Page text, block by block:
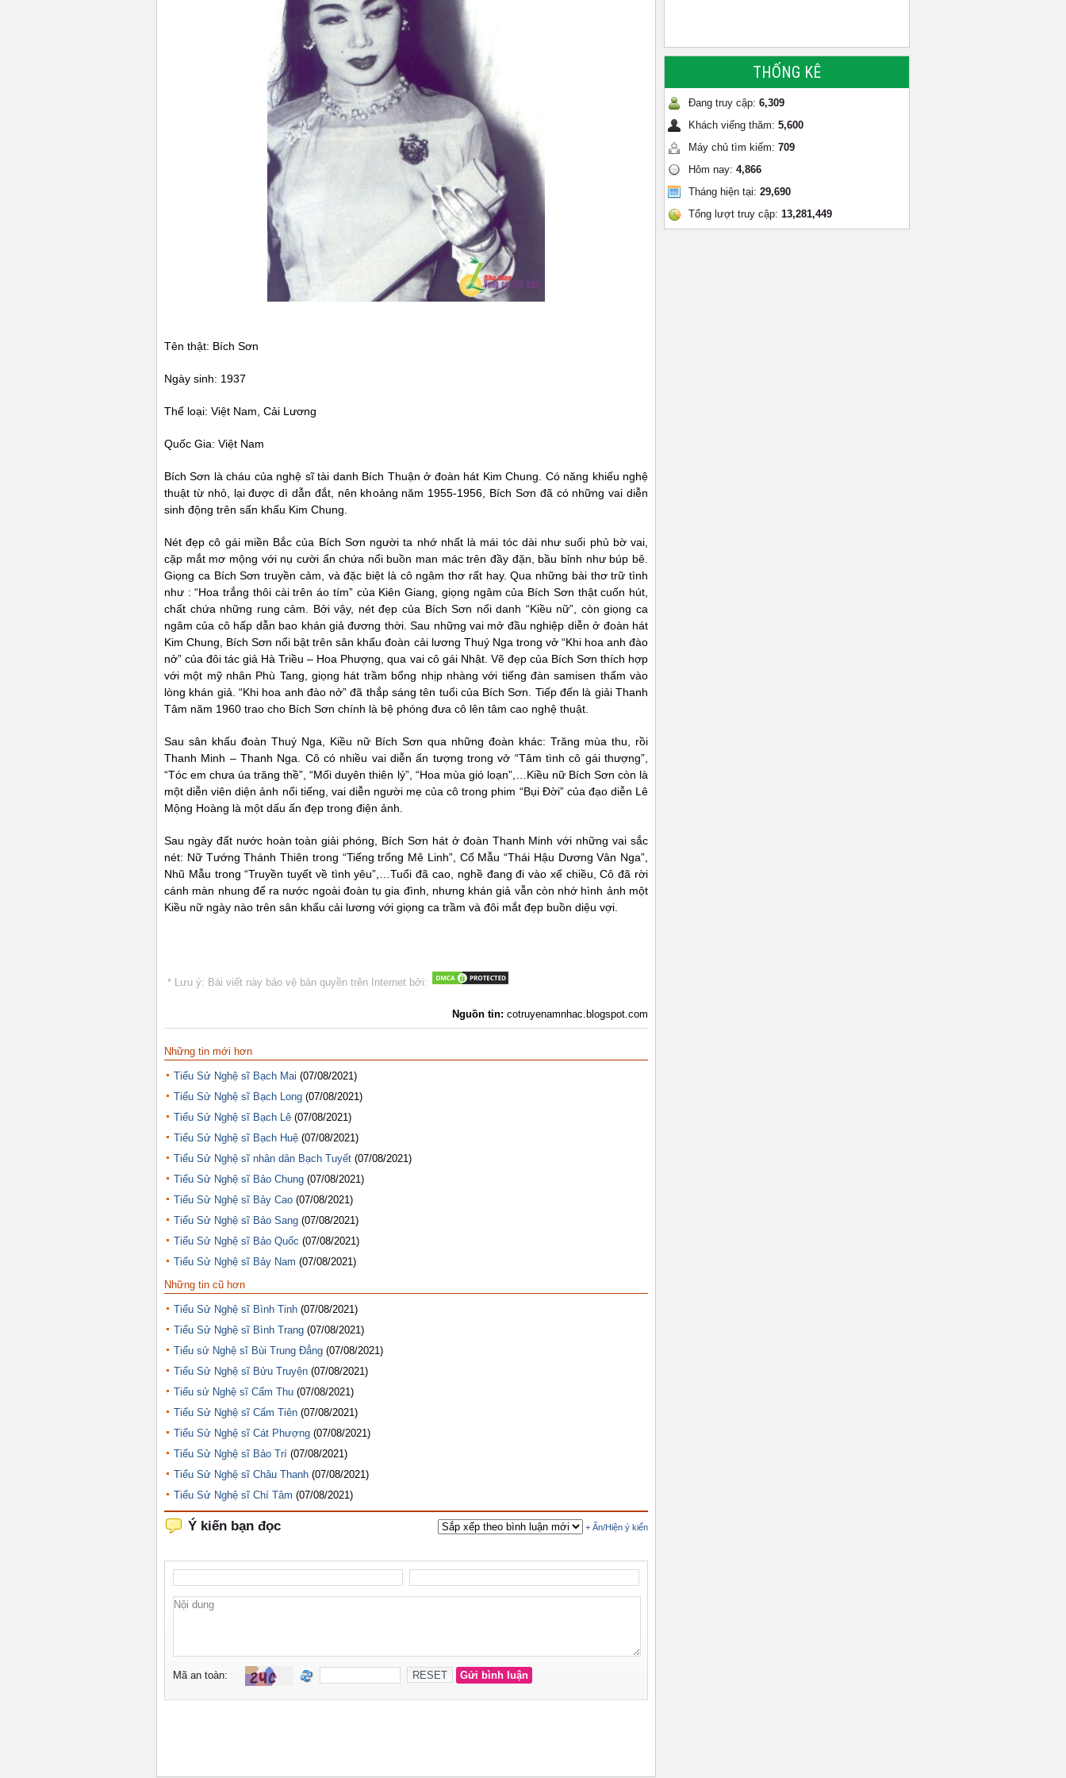
Tên thật: Bích Sơn
Ngày sinh: 1937
Thể loại: Việt Nam, Cải Lương
Quốc Gia: Việt Nam
Bích Sơn là cháu của nghệ sĩ tài danh Bích Thuận ở đoàn hát Kim Chung. Có năng khiếu nghệ
thuật từ nhỏ, lại được dì dẫn đắt, nên khoảng năm 1955-1956, Bích Sơn đã có những vai diễn
sinh động trên sấn khấu Kim Chung.
Nét đẹp cô gái miền Bắc của Bích Sơn người ta nhớ nhất là mái tóc dài như suối phủ bờ vai,
cặp mắt mơ mộng với nụ cười ẩn chứa nổi buồn man mác trên đầy đặn, bầu bỉnh như búp bê.
Giọng ca Bích Sơn truyền cảm, và đặc biệt là cô ngâm thơ rất hay. Qua những bài thơ trữ tình
như : “Hoa trắng thôi cài trên áo tím” của Kiên Giang, giọng ngâm của Bích Sơn thật cuốn hút,
chất chứa những rung cảm. Bởi vậy, nét đẹp của Bích Sơn nổi danh “Kiều nữ”, còn giọng ca
ngâm của cô hấp dẫn bao khán giả đương thời. Sau những vai mở đầu nghiệp diễn ở đoàn hát
Kim Chung, Bích Sơn nổi bật trên sân khấu đoàn cải lương Thuý Nga trong vở “Khi hoa anh đào
nở” của đôi tác giả Hà Triều – Hoa Phượng, qua vai cô gái Nhật. Vẽ đẹp của Bích Sơn thích hợp
với một mỹ nhân Phù Tang, giọng hát trầm bổng nhịp nhàng với tiếng đàn samisen thấm vào
lòng khán giả. “Khi hoa anh đào nở” đã thắp sáng tên tuổi của Bích Sơn. Tiếp đến là giải Thanh
Tâm năm 1960 trao cho Bích Sơn chính là bệ phóng đưa cô lên tâm cao nghệ thuật.
Sau sân khấu đoàn Thuý Nga, Kiều nữ Bích Sơn qua những đoàn khác: Trăng mùa thu, rồi
Thanh Minh – Thanh Nga. Cô có nhiều vai diễn ấn tượng trong vở “Tâm tình cô gái thượng”,
“Tóc em chưa úa trăng thề”, “Mối duyên thiên lý”, “Hoa mùa gió loạn”,…Kiều nữ Bích Sơn còn là
một diễn viên diện ảnh nổi tiếng, vai diễn người mẹ của cô trong phim “Bụi Đời” của đạo diễn Lê
Mộng Hoàng là một dấu ấn đẹp trong điện ảnh.
Sau ngày đất nước hoàn toàn giải phóng, Bích Sơn hát ở đoàn Thanh Minh với những vai sắc
nét: Nữ Tướng Thánh Thiên trong “Tiếng trống Mê Linh”, Cố Mẫu “Thái Hậu Dương Vân Nga”,
Nhũ Mẫu trong “Truyền tuyết về tình yêu”,…Tuổi đã cao, nghề đang đi vào xế chiều, Cô đã rời
cánh màn nhung để ra nước ngoài đoàn tụ gia đình, nhưng khán giả vẫn còn nhớ hình ảnh một
Kiều nữ ngày nào trên sân khấu cải lương với giọng ca trầm và đôi mắt đẹp buồn diệu vợi.
* Lưu ý: Bài viết này bảo vệ bản quyền trên Internet bởi:
Nguồn tin: cotruyenamnhac.blogspot.com
Những tin mới hơn
Tiểu Sử Nghệ sĩ Bạch Mai (07/08/2021)
Tiểu Sử Nghệ sĩ Bạch Long (07/08/2021)
Tiểu Sử Nghệ sĩ Bạch Lê (07/08/2021)
Tiểu Sử Nghệ sĩ Bạch Huệ (07/08/2021)
Tiểu Sử Nghệ sĩ nhân dân Bạch Tuyết (07/08/2021)
Tiểu Sử Nghệ sĩ Bảo Chung (07/08/2021)
Tiểu Sử Nghệ sĩ Bảy Cao (07/08/2021)
Tiểu Sử Nghệ sĩ Bảo Sang (07/08/2021)
Tiểu Sử Nghệ sĩ Bảo Quốc (07/08/2021)
Tiểu Sử Nghệ sĩ Bảy Nam (07/08/2021)
Những tin cũ hơn
Tiểu Sử Nghệ sĩ Bình Tinh (07/08/2021)
Tiểu Sử Nghệ sĩ Bình Trang (07/08/2021)
Tiểu sử Nghệ sĩ Bùi Trung Đẳng (07/08/2021)
Tiểu Sử Nghệ sĩ Bửu Truyện (07/08/2021)
Tiểu sử Nghệ sĩ Cẩm Thu (07/08/2021)
Tiểu Sử Nghệ sĩ Cẩm Tiên (07/08/2021)
Tiểu Sử Nghệ sĩ Cát Phượng (07/08/2021)
Tiểu Sử Nghệ sĩ Bảo Trí (07/08/2021)
Tiểu Sử Nghệ sĩ Châu Thanh (07/08/2021)
Tiểu Sử Nghệ sĩ Chí Tâm (07/08/2021)
THỐNG KÊ
Đang truy cập: 6,309
Khách viếng thăm: 5,600
Máy chủ tìm kiếm: 709
Hôm nay: 4,866
Tháng hiện tại: 29,690
Tổng lượt truy cập: 13,281,449